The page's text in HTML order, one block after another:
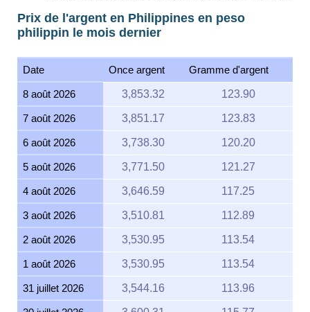
Prix de l'argent en Philippines en peso
philippin le mois dernier
Date Once argent Gramme d'argent
8 août 2026 3,853.32 123.90
7 août 2026 3,851.17 123.83
6 août 2026 3,738.30 120.20
5 août 2026 3,771.50 121.27
4 août 2026 3,646.59 117.25
3 août 2026 3,510.81 112.89
2 août 2026 3,530.95 113.54
1 août 2026 3,530.95 113.54
31 juillet 2026 3,544.16 113.96